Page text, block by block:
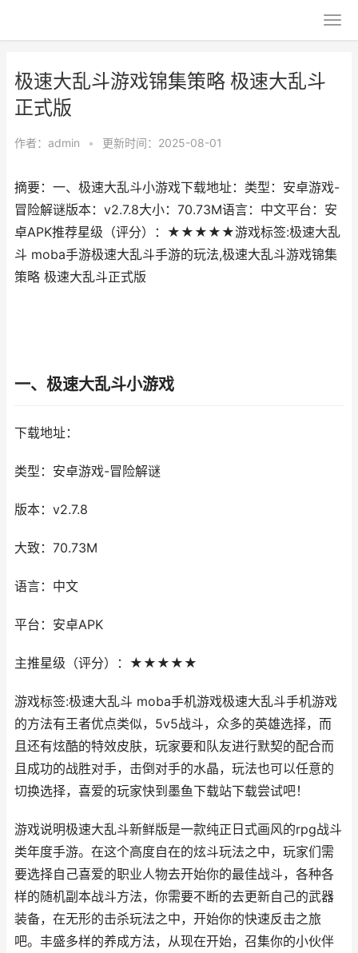
极速大乱斗游戏锦集策略 极速大乱斗
正式版
作者： admin • 更新时间：2025-08-01
摘要：一、极速大乱斗小游戏下载地址：类型：安卓游戏-
冒险解谜版本：v2.7.8大小：70.73M语言：中文平台：安
卓APK推荐星级（评分）：★★★★★游戏标签:极速大乱
斗 moba手游极速大乱斗手游的玩法,极速大乱斗游戏锦集
策略 极速大乱斗正式版
一、极速大乱斗小游戏
下载地址：
类型：安卓游戏-冒险解谜
版本：v2.7.8
大致：70.73M
语言：中文
平台：安卓APK
主推星级（评分）：★★★★★
游戏标签:极速大乱斗 moba手机游戏极速大乱斗手机游戏
的方法有王者优点类似，5v5战斗，众多的英雄选择，而
且还有炫酷的特效皮肤，玩家要和队友进行默契的配合而
且成功的战胜对手，击倒对手的水晶，玩法也可以任意的
切换选择，喜爱的玩家快到墨鱼下载站下载尝试吧！
游戏说明极速大乱斗新鲜版是一款纯正日式画风的rpg战斗
类年度手游。在这个高度自在的炫斗玩法之中，玩家们需
要选择自己喜爱的职业人物去开始你的最佳战斗，各种各
样的随机副本战斗方法，你需要不断的去更新自己的武器
装备，在无形的击杀玩法之中，开始你的快速反击之旅
吧。丰盛多样的养成方法，从现在开始，召集你的小伙伴